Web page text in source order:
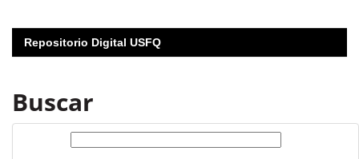
Repositorio Digital USFQ
Buscar